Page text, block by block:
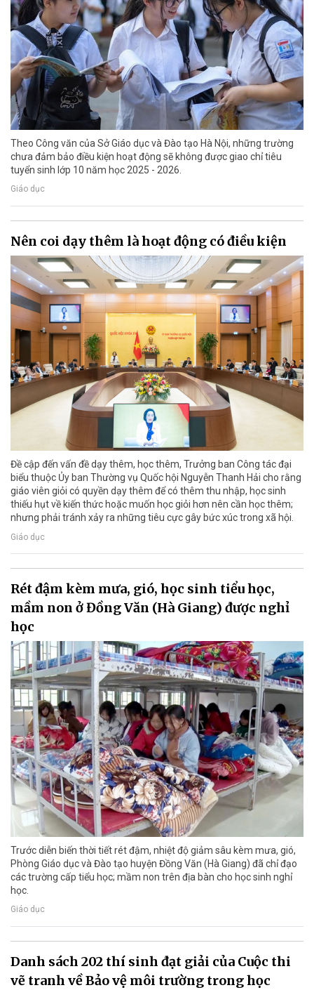
Theo Công văn của Sở Giáo dục và Đào tạo Hà Nội, những trường
chưa đảm bảo điều kiện hoạt động sẽ không được giao chỉ tiêu
tuyển sinh lớp 10 năm học 2025 - 2026.
Giáo dục
Nên coi dạy thêm là hoạt động có điều kiện
Đề cập đến vấn đề dạy thêm, học thêm, Trưởng ban Công tác đại
biểu thuộc Ủy ban Thường vụ Quốc hội Nguyễn Thanh Hải cho rằng
giáo viên giỏi có quyền dạy thêm để có thêm thu nhập, học sinh
thiếu hụt về kiến thức hoặc muốn học giỏi hơn nên cần học thêm;
nhưng phải tránh xảy ra những tiêu cực gây bức xúc trong xã hội.
Giáo dục
Rét đậm kèm mưa, gió, học sinh tiểu học,
mầm non ở Đồng Văn (Hà Giang) được nghỉ
học
Trước diễn biến thời tiết rét đậm, nhiệt độ giảm sâu kèm mưa, gió,
Phòng Giáo dục và Đào tạo huyện Đồng Văn (Hà Giang) đã chỉ đạo
các trường cấp tiểu học; mầm non trên địa bàn cho học sinh nghỉ
học.
Giáo dục
Danh sách 202 thí sinh đạt giải của Cuộc thi
vẽ tranh về Bảo vệ môi trường trong học